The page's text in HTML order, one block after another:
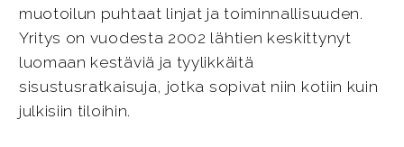
muotoilun puhtaat linjat ja toiminnallisuuden.
Yritys on vuodesta 2002 lähtien keskittynyt
luomaan kestäviä ja tyylikkäitä
sisustusratkaisuja, jotka sopivat niin kotiin kuin
julkisiin tiloihin.